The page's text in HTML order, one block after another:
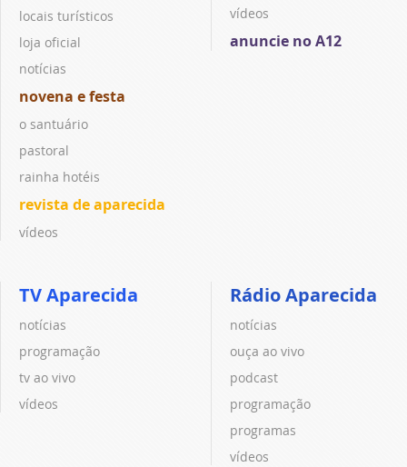
locais turísticos
loja oficial
notícias
novena e festa
o santuário
pastoral
rainha hotéis
revista de aparecida
vídeos
vídeos
anuncie no A12
TV Aparecida
notícias
programação
tv ao vivo
vídeos
Rádio Aparecida
notícias
ouça ao vivo
podcast
programação
programas
vídeos